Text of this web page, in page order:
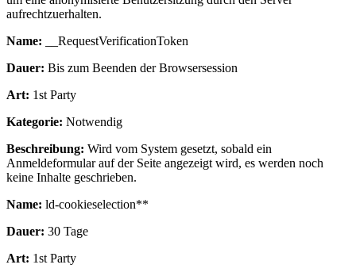
aufrechtzuerhalten.
Name: __RequestVerificationToken
Dauer: Bis zum Beenden der Browsersession
Art: 1st Party
Kategorie: Notwendig
Beschreibung: Wird vom System gesetzt, sobald ein
Anmeldeformular auf der Seite angezeigt wird, es werden noch
keine Inhalte geschrieben.
Name: ld-cookieselection**
Dauer: 30 Tage
Art: 1st Party